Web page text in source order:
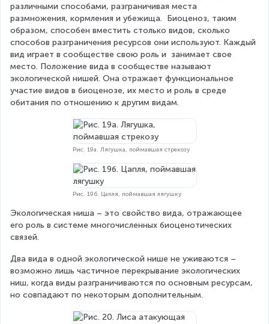
различными способами, разграничивая места
размножения, кормления и убежища.  Биоценоз, таким
образом, способен вместить столько видов, сколько
способов разграничения ресурсов они используют. Каждый
вид играет в сообществе свою роль и  занимает свое
место. Положение вида в сообществе называют
экологической нишей. Она отражает функциональное
участие видов в биоценозе, их место и роль в среде
обитания по отношению к другим видам.
Рис. 19а. Лягушка, поймавшая стрекозу
Рис. 19б. Цапля, поймавшая лягушку
Экологическая ниша – это свойство вида, отражающее
его роль в системе многочисленных биоценотических
связей.
Два вида в одной экологической нише не уживаются –
возможно лишь частичное перекрывание экологических
ниш, когда виды разграничиваются по основным ресурсам,
но совпадают по некоторым дополнительным.